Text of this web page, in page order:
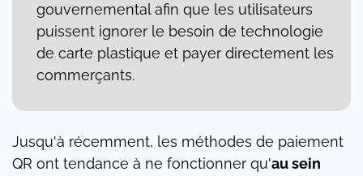
gouvernemental afin que les utilisateurs
puissent ignorer le besoin de technologie
de carte plastique et payer directement les
commerçants.
Jusqu'à récemment, les méthodes de paiement
QR ont tendance à ne fonctionner qu'au sein